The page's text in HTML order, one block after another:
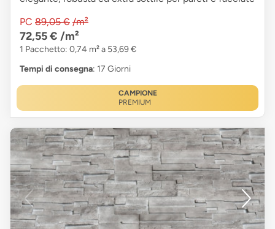
PC 89,05 € /m²
72,55 € /m²
1 Pacchetto: 0,74 m² a 53,69 €
Tempi di consegna: 17 Giorni
CAMPIONE
PREMIUM